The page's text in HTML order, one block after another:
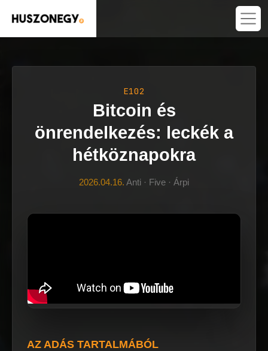
E102
Bitcoin és
önrendelkezés: leckék a
hétköznapokra
2026.04.16. Anti · Five · Árpi
AZ ADÁS TARTALMÁBÓL